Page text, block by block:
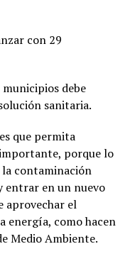
con 29
debe
sanitaria.
que permita
porque lo
la contaminación
entrar en un nuevo
aprovechar el
energía, como hacen
Medio Ambiente.